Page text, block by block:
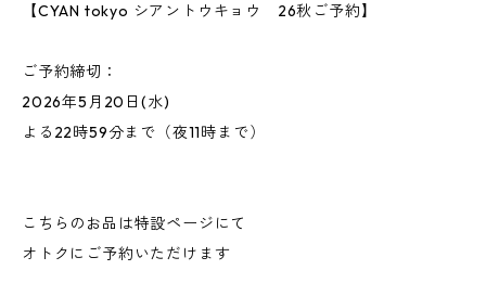
【CYAN tokyo シアントウキョウ 26秋ご予約】
ご予約締切：
2026年5月20日(水)
よる22時59分まで（夜11時まで）
こちらのお品は特設ページにて
オトクにご予約いただけます